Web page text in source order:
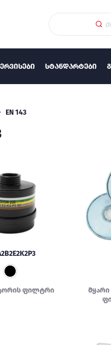
ᲡᲢᲐᲜᲓᲐᲠᲢᲔᲑᲘ
EN 143
ფილტრი
მყარი